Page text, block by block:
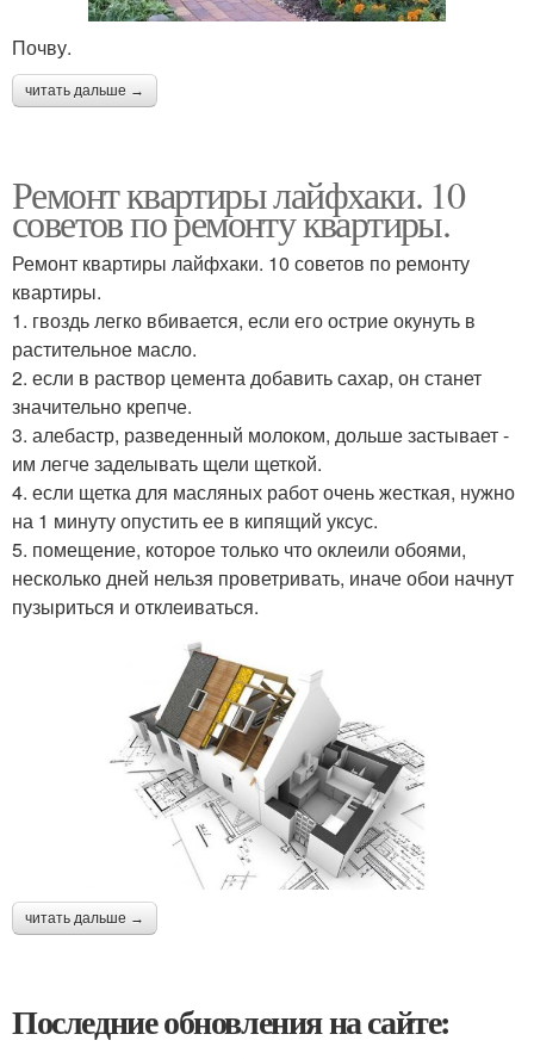
Почву.
читать дальше →
Ремонт квартиры лайфхаки. 10
советов по ремонту квартиры.
Ремонт квартиры лайфхаки. 10 советов по ремонту
квартиры.
1. гвоздь легко вбивается, если его острие окунуть в
растительное масло.
2. если в раствор цемента добавить сахар, он станет
значительно крепче.
3. алебастр, разведенный молоком, дольше застывает -
им легче заделывать щели щеткой.
4. если щетка для масляных работ очень жесткая, нужно
на 1 минуту опустить ее в кипящий уксус.
5. помещение, которое только что оклеили обоями,
несколько дней нельзя проветривать, иначе обои начнут
пузыриться и отклеиваться.
читать дальше →
Последние обновления на сайте: